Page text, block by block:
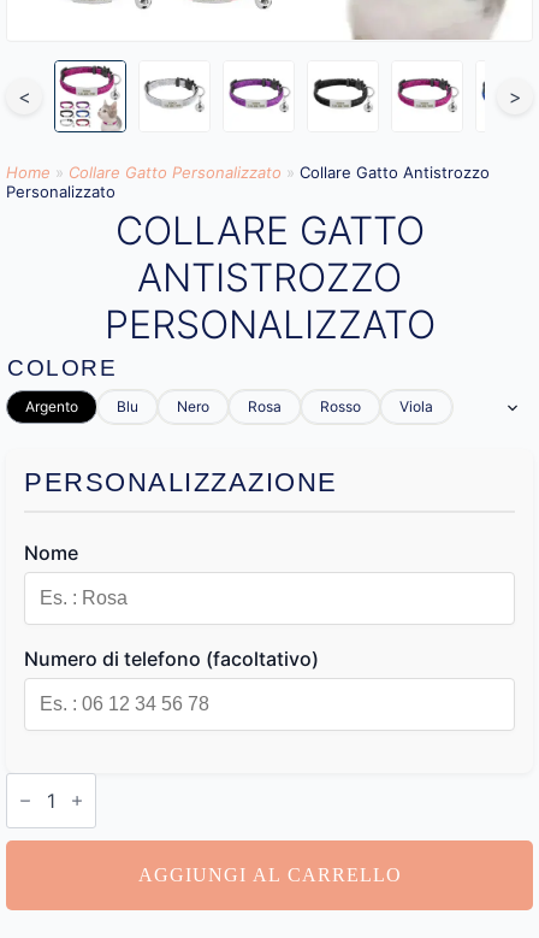
< >
Home » Collare Gatto Personalizzato​ » Collare Gatto Antistrozzo
Personalizzato
COLLARE GATTO
ANTISTROZZO
PERSONALIZZATO
COLORE
Argento Blu Nero Rosa Rosso Viola
PERSONALIZZAZIONE
Nome
Numero di telefono (facoltativo)
Collare
Gatto
Personalizzato
AGGIUNGI AL CARRELLO